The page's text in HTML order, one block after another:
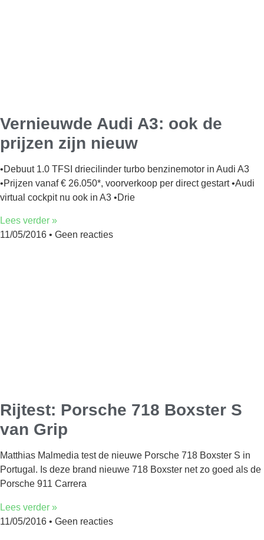
Vernieuwde Audi A3: ook de
prijzen zijn nieuw
•Debuut 1.0 TFSI driecilinder turbo benzinemotor in Audi A3
•Prijzen vanaf € 26.050*, voorverkoop per direct gestart •Audi
virtual cockpit nu ook in A3 •Drie
Lees verder »
11/05/2016
Geen reacties
Rijtest: Porsche 718 Boxster S
van Grip
Matthias Malmedia test de nieuwe Porsche 718 Boxster S in
Portugal. Is deze brand nieuwe 718 Boxster net zo goed als de
Porsche 911 Carrera
Lees verder »
11/05/2016
Geen reacties